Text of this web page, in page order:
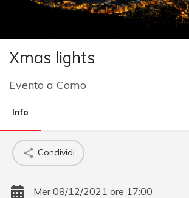
Xmas lights
Evento a Como
Info
Condividi
Mer 08/12/2021 ore 17:00